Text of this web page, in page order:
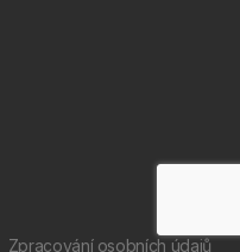
Zpracování osobních údajů